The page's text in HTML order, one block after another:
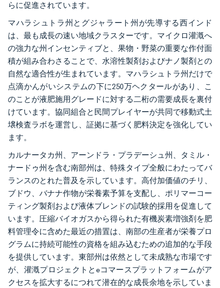
らに促進されています。
マハラシュトラ州とグジャラート州が先導する西インド
は、最も成長の速い地域クラスターです。マイクロ灌漑へ
の強力な州インセンティブと、果物・野菜の重要な作付面
積が組み合わさることで、水溶性製剤およびナノ製剤との
自然な適合性が生まれています。マハラシュトラ州だけで
点滴かんがいシステムの下に250万ヘクタールがあり、こ
のことが液肥施用グレードに対する二桁の需要成長を裏付
けています。協同組合と民間プレイヤーが共同で移動式土
壌検査ラボを運営し、証拠に基づく肥料決定を強化してい
ます。
カルナータカ州、アーンドラ・プラデーシュ州、タミル・
ナードゥ州を含む南部州は、特殊タイプ全般にわたってバ
ランスのとれた普及を示しています。高付加価値のチリ、
ブドウ、バナナ作物が栄養素予算を支配し、ポリマーコー
ティング製剤および液体ブレンドの試験的採用を促進して
います。圧縮バイオガスから得られた有機炭素増強剤を肥
料管理令に含めた最近の措置は、南部の生産者が栄養プロ
グラムに持続可能性の資格を組み込むための追加的な手段
を提供しています。東部州は依然として未成熟な市場です
が、灌漑プロジェクトとeコマースプラットフォームがア
クセスを拡大するにつれて潜在的な成長余地を示していま